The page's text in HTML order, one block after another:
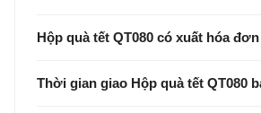
Hộp quà tết QT080 có xuất hóa
Thời gian giao Hộp quà tết QT080